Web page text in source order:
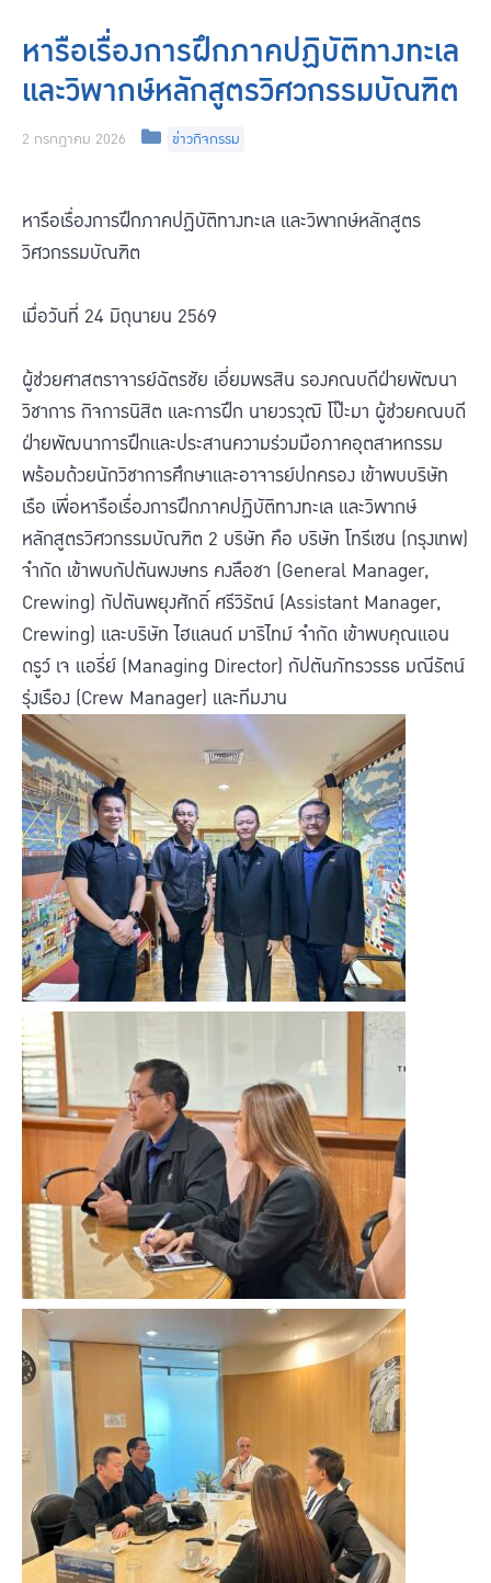
หารือเรื่องการฝึกภาคปฏิบัติทางทะเล
และวิพากษ์หลักสูตรวิศวกรรมบัณฑิต
2 กรกฎาคม 2026 Categories
ข่าวกิจกรรม
หารือเรื่องการฝึกภาคปฏิบัติทางทะเล และวิพากษ์หลักสูตร
วิศวกรรมบัณฑิต
เมื่อวันที่ 24 มิถุนายน 2569
ผู้ช่วยศาสตราจารย์ฉัตรชัย เอี่ยมพรสิน รองคณบดีฝ่ายพัฒนา
วิชาการ กิจการนิสิต และการฝึก นายวรวุฒิ โป๊ะมา ผู้ช่วยคณบดี
ฝ่ายพัฒนาการฝึกและประสานความร่วมมือภาคอุตสาหกรรม
พร้อมด้วยนักวิชาการศึกษาและอาจารย์ปกครอง เข้าพบบริษัท
เรือ เพื่อหารือเรื่องการฝึกภาคปฏิบัติทางทะเล และวิพากษ์
หลักสูตรวิศวกรรมบัณฑิต 2 บริษัท คือ บริษัท โทรีเซน (กรุงเทพ)
จำกัด เข้าพบกัปตันพงษทร คงลือชา (General Manager,
Crewing) กัปตันพยุงศักดิ์ ศรีวิรัตน์ (Assistant Manager,
Crewing) และบริษัท ไฮแลนด์ มาริไทม์ จำกัด เข้าพบคุณแอน
ดรูว์ เจ แอรี่ย์ (Managing Director) กัปตันภัทรวรรธ มณีรัตน์
รุ่งเรือง (Crew Manager) และทีมงาน